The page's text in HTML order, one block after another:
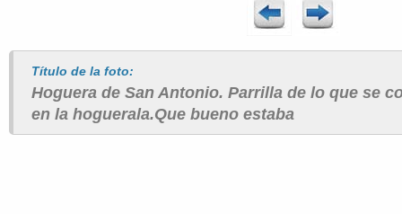
Título de la foto:
Hoguera de San Antonio. Parrilla de lo que se
en la hoguerala.Que bueno estaba